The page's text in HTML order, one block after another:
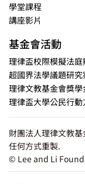
學堂課程
講座影片
基金會活動
理律盃校際模擬法
超國界法學議題研究
理律文教基金會獎學
理律盃大學公民行
財團法人理律文教
任何方式重製.
© Lee and Li